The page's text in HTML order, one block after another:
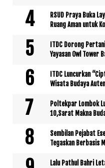
RSUD Praya Buka
Ruang Aman untuk
ITDC Dorong
Yayasan Owl Tower
ITDC Luncurkan
Wisata Budaya
Poltekpar Lombok
10,Sarat Makna
Sembilan Pejabat
Tegaskan Berbasis
Lalu Pathul Bahri